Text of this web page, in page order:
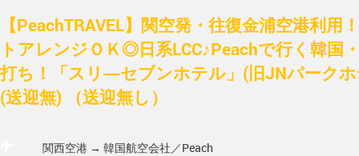
【PeachTRAVEL】関空発・往復金浦空港利用
トアレンジＯＫ◎日系LCC♪Peachで行く韓国
打ち！「スリ―セブンホテル」(旧JNパーク
(送迎無) （送迎無し）
関西空港 → 韓国航空会社／Peach